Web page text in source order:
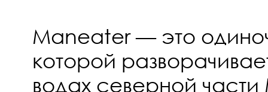
Maneater — это
которой
водах северной